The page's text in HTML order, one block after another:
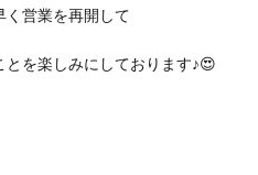
く営業を再開して
を楽しみにしております♪😍